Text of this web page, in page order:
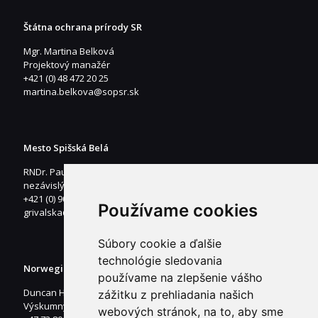
Používame cookies
Súbory cookie a ďalšie
technológie sledovania
používame na zlepšenie vášho
zážitku z prehliadania našich
webových stránok, na to, aby sme
Štátna ochrana prírody SR
Mgr. Martina Belková
Projektový manažér
+421 (0) 48 472 20 25
martina.belkova@sopsr.sk
Mesto Spišská Belá
RNDr. Paula Grivalská
nezávislý odborný referent životného prostredia
+421 (0) 907 848 192
grivalska@spisskabela.sk
Norwegian Institute for Nature Research – NINA
Duncan Halley
Výskumný ekológ